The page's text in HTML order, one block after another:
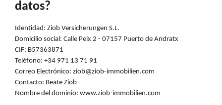
datos?
Identidad: Ziob Versicherungen S.L.
Domicilio social: Calle Peix 2 - 07157 Puerto de Andratx
CIF: B57363871
Teléfono: +34 971 13 71 91
Correo Electrónico: ziob@ziob-immobilien.com
Contacto: Beate Ziob
Nombre del dominio: www.ziob-immobilien.com